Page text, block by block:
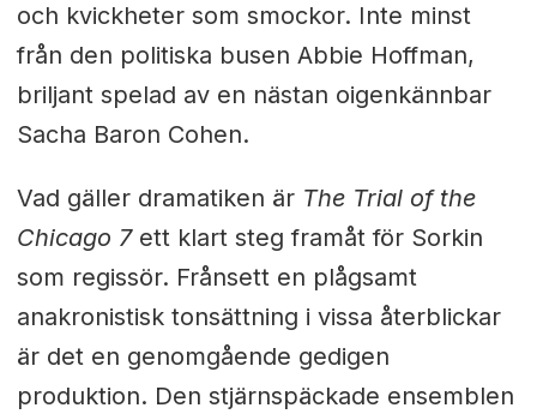
och kvickheter som smockor. Inte minst
från den politiska busen Abbie Hoffman,
briljant spelad av en nästan oigenkännbar
Sacha Baron Cohen.
Vad gäller dramatiken är The Trial of the
Chicago 7ett klart steg framåt för Sorkin
som regissör. Frånsett en plågsamt
anakronistisk tonsättning i vissa återblickar
är det en genomgående gedigen
produktion. Den stjärnspäckade ensemblen